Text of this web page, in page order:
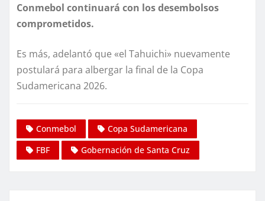
Conmebol continuará con los desembolsos
comprometidos.
Es más, adelantó que «el Tahuichi» nuevamente
postulará para albergar la final de la Copa
Sudamericana 2026.
Conmebol
Copa Sudamericana
FBF
Gobernación de Santa Cruz